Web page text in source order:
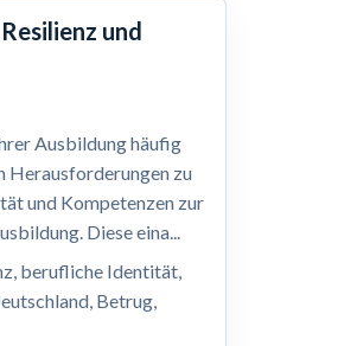
und
Ausbildung häufig
Herausforderungen zu
und Kompetenzen zur
Diese eina...
berufliche Identität,
Betrug,